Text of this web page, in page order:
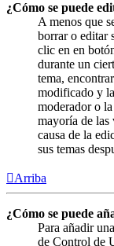
¿Cómo se puede
A menos que
borrar o editar
clic en en
durante un
tema,
modificado y
moderador o
mayoría de las
causa de la
sus temas
Arriba
¿Cómo se puede
Para añadir
de Control de